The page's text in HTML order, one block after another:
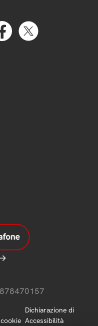
Dichiarazione di
Accessibilità